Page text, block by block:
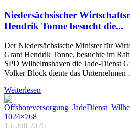
Niedersächsischer
Hendrik Tonne besucht die...
Der Niedersächsische Minister für
Grant Hendrik Tonne, besuchte im
SPD Wilhelmshaven die Jade-Dienst
Volker Block diente das
Weiterlesen
15. Juli 2026